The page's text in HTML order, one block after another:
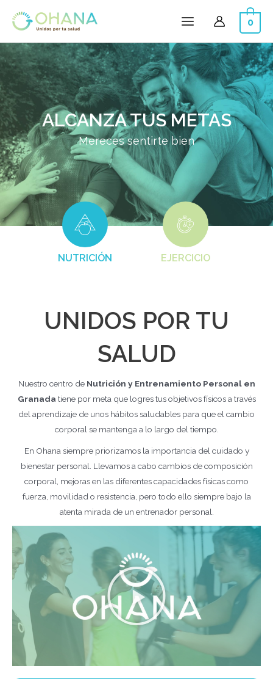
0
ALCANZA TUS METAS
Mereces sentirte bien
NUTRICIÓN EJERCICIO
UNIDOS POR TU
SALUD
Nuestro centro deNutrición y Entrenamiento Personal en
Granada tiene por meta que logres tus objetivos físicos a través
del aprendizaje de unos hábitos saludables para que el cambio
corporal se mantenga a lo largo del tiempo.
En Ohana siempre priorizamos la importancia del cuidado y
bienestar personal. Llevamos a cabo cambios de composición
corporal, mejoras en las diferentes capacidades físicas como
fuerza, movilidad o resistencia, pero todo ello siempre bajo la
atenta mirada de un entrenador personal.